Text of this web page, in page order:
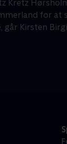
Kretz
for at
går Kirsten